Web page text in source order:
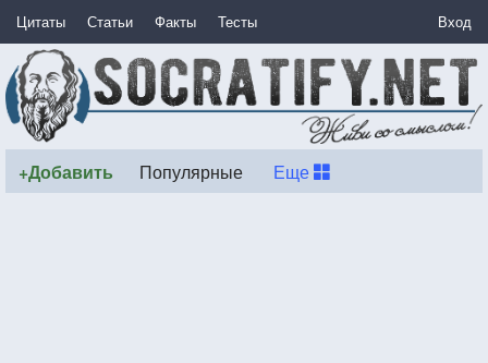
Цитаты Статьи Факты Тесты Вход
+Добавить Популярные Еще